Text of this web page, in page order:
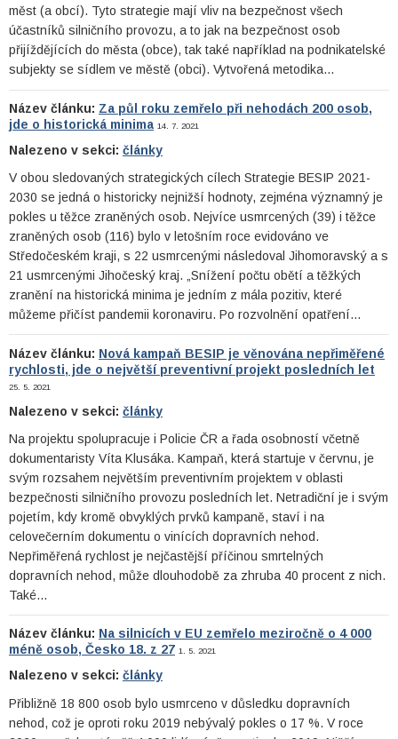
měst (a obcí). Tyto strategie mají vliv na bezpečnost všech
účastníků silničního provozu, a to jak na bezpečnost osob
přijíždějících do města (obce), tak také například na podnikatelské
subjekty se sídlem ve městě (obci). Vytvořená metodika…
Název článku: Za půl roku zemřelo při nehodách 200 osob,
jde o historická minima 14. 7. 2021
Nalezeno v sekci: články
V obou sledovaných strategických cílech Strategie BESIP 2021-
2030 se jedná o historicky nejnižší hodnoty, zejména významný je
pokles u těžce zraněných osob. Nejvíce usmrcených (39) i těžce
zraněných osob (116) bylo v letošním roce evidováno ve
Středočeském kraji, s 22 usmrcenými následoval Jihomoravský a s
21 usmrcenými Jihočeský kraj. „Snížení počtu obětí a těžkých
zranění na historická minima je jedním z mála pozitiv, které
můžeme přičíst pandemii koronaviru. Po rozvolnění opatření…
Název článku: Nová kampaň BESIP je věnována nepřiměřené
rychlosti, jde o největší preventivní projekt posledních let
25. 5. 2021
Nalezeno v sekci: články
Na projektu spolupracuje i Policie ČR a řada osobností včetně
dokumentaristy Víta Klusáka. Kampaň, která startuje v červnu, je
svým rozsahem největším preventivním projektem v oblasti
bezpečnosti silničního provozu posledních let. Netradiční je i svým
pojetím, kdy kromě obvyklých prvků kampaně, staví i na
celovečerním dokumentu o vinících dopravních nehod.
Nepřiměřená rychlost je nejčastější příčinou smrtelných
dopravních nehod, může dlouhodobě za zhruba 40 procent z nich.
Také…
Název článku: Na silnicích v EU zemřelo meziročně o 4 000
méně osob, Česko 18. z 27 1. 5. 2021
Nalezeno v sekci: články
Přibližně 18 800 osob bylo usmrceno v důsledku dopravních
nehod, což je oproti roku 2019 nebývalý pokles o 17 %. V roce